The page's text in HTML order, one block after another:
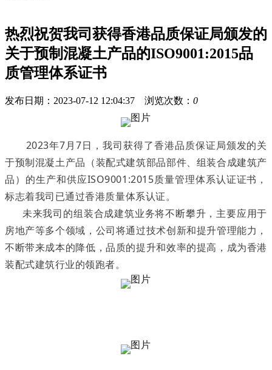
热烈祝贺我司获得香港品质保证局颁发的
关于预制混凝土产品的ISO9001:2015品
质管理体系证书
发布日期：2023-07-12 12:04:37 浏览次数： 0
2023年7月7日，我司获得了香港品质保证局颁发的关
于预制混凝土产品（装配式建筑部品部件、组装合成建筑产
品）的生产和供应ISO9001:2015质量管理体系认证证书，
标志着我司已通过香港质量体系认证。
未来我司的组装合成建筑业务将不断攀升，主要应用于
房地产等多个领域，公司将通过技术创新和提升管理能力，
不断带来成本的降低，品质的提升和效率的提高，成为香港
装配式建筑行业的领跑者。